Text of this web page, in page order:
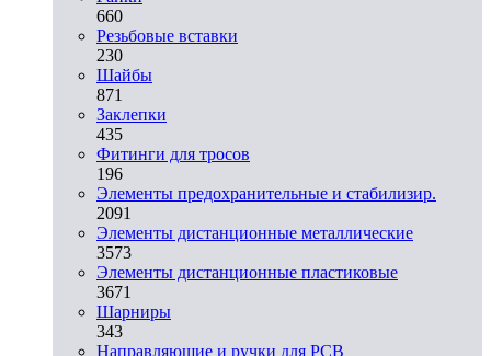
660
Резьбовые вставки
230
Шайбы
871
Заклепки
435
Фитинги для тросов
196
Элементы предохранительные и стабилизир.
2091
Элементы дистанционные металлические
3573
Элементы дистанционные пластиковые
3671
Шарниры
343
Направляющие и ручки для PCB